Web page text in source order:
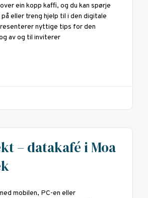
ein kopp kaffi, og du kan spørje
eller treng hjelp til i den digitale
nyttige tips for den
av og til inviterer
– datakafé i Moa
mobilen, PC-en eller